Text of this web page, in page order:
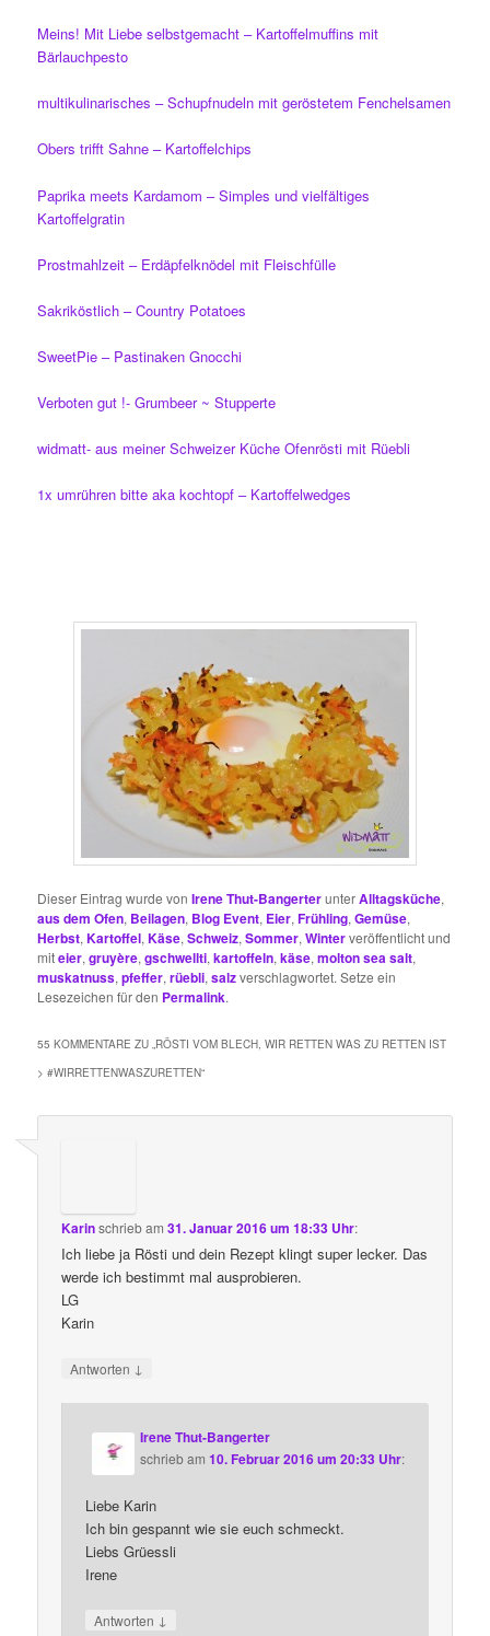
Meins! Mit Liebe selbstgemacht – Kartoffelmuffins mit
Bärlauchpesto
multikulinarisches – Schupfnudeln mit geröstetem Fenchelsamen
Obers trifft Sahne – Kartoffelchips
Paprika meets Kardamom – Simples und vielfältiges
Kartoffelgratin
Prostmahlzeit – Erdäpfelknödel mit Fleischfülle
Sakriköstlich – Country Potatoes
SweetPie – Pastinaken Gnocchi
Verboten gut !- Grumbeer ~ Stupperte
widmatt- aus meiner Schweizer Küche Ofenrösti mit Rüebli
1x umrühren bitte aka kochtopf – Kartoffelwedges
Dieser Eintrag wurde vonIrene Thut-BangerterunterAlltagsküche,
aus dem Ofen, Beilagen, Blog Event, Eier,Frühling,Gemüse,
Herbst,Kartoffel,Käse,Schweiz,Sommer,Winterveröffentlicht und
miteier,gruyère,gschwellti,kartoffeln,käse,molton sea salt,
muskatnuss,pfeffer,rüebli,salzverschlagwortet. Setze ein
Lesezeichen für den Permalink.
55 KOMMENTARE ZU „RÖSTI VOM BLECH, WIR RETTEN WAS ZU RETTEN IST
> #WIRRETTENWASZURETTEN“
Karinschriebam31. Januar 2016 um 18:33 Uhr:
Ich liebe ja Rösti und dein Rezept klingt super lecker. Das
werde ich bestimmt mal ausprobieren.
LG
Karin
Antworten ↓
Irene Thut-Bangerter
schriebam10. Februar 2016 um 20:33 Uhr:
Liebe Karin
Ich bin gespannt wie sie euch schmeckt.
Liebs Grüessli
Irene
Antworten ↓